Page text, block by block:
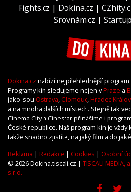
Fights.cz | Dokina.cz |
Srovnám.cz |
Dokina.cz nabízí nejpřehlednější
Programy kin sledujeme nejen vPraze a
jako jsou Ostrava, Olomouc,Hradec
a na mnoha dalších místech. Stejně tak
Cinema City a Cinestar přinášíme i
České republice. Náš program kin je
takže snadno zjistíte, na jaký film a do
Reklama | Redakce | Cookies | Osobní
© 2026 Dokina.tiscali.cz | TISCALI MEDIA,
s.r.o.